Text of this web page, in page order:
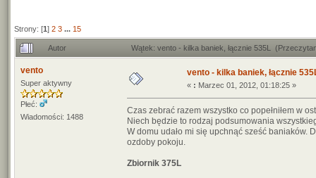
Strony: [1] 2 3 ... 15
Autor Wątek: vento - kilka baniek, łącznie 535L
vento
Super aktywny
Płeć:
Wiadomości: 1488
vento - kilka baniek, łącznie
« : Marzec 01, 2012, 01:18:25 »
Czas zebrać razem wszystko co popełniłem w
Niech będzie to rodzaj podsumowania
W domu udało mi się upchnąć sześć baniaków.
ozdoby pokoju.
Zbiornik 375L